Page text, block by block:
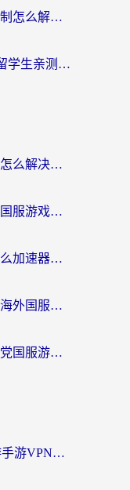
海外党必看：汽水解锁地区限制怎么解除？3招解决国内影音&生活服务难题
央视影音VIP海外可以看吗？留学生亲测有效的回国加速器选择指南
女神星球海外服务器链接失败怎么解决？海外党国服游戏加速避坑指南
日本怎么玩君临传奇？海外党国服游戏加速避坑指南（附菲律宾欧洲玩家实测）
海外党必看：打穿越火线用什么加速器？解决延迟卡顿，还能玩奇妙拼图世界和第五人格
波兰怎么玩无悔华夏不卡顿？海外国服游戏加速器终极指南（附征途2萤火突击解决方案）
英国怎么玩叫我大掌柜？海外党国服游戏加速避坑指南（附实测推荐）
ChickCN VPN好用吗？和奇游手游VPN对比哪个回国效果更好？海外党亲测实用指南